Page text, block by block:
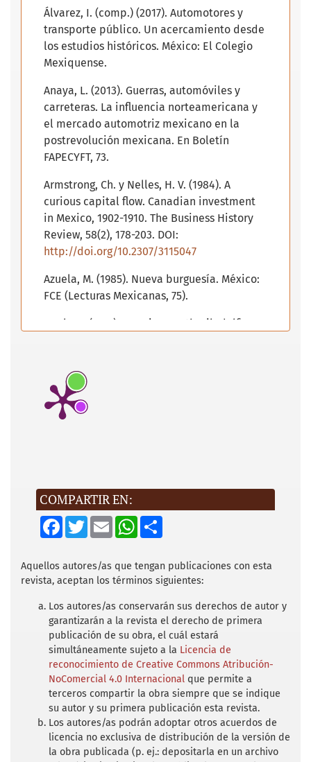
COMPARTIR EN:
F
a
b
o
o
T
w
t
e
r
E
m
l
W
s
A
p
S
e
Álvarez, I. (comp.) (2017). Automotores y
transporte público. Un acercamiento desde
los estudios históricos. México: El Colegio
Mexiquense.
Anaya, L. (2013). Guerras, automóviles y
carreteras. La influencia norteamericana y
el mercado automotriz mexicano en la
postrevolución mexicana. En Boletín
FAPECYFT, 73.
Armstrong, Ch. y Nelles, H. V. (1984). A
curious capital flow. Canadian investment
in Mexico, 1902-1910. The Business History
Review, 58(2), 178-203. DOI:
http://doi.org/10.2307/3115047
Azuela, M. (1985). Nueva burguesía. México:
FCE (Lecturas Mexicanas, 75).
Beals, C. (1937). America South. Filadelfia
Bess, M. K. (2017). Routes of compromise.
Building roads and shaping the nation in
Mexico, 1917-1952. Lincoln y Londres:
University of Nebraska Press.
económicos y la opinión pública, 1938-1940.
Cuernavaca: Facultad de Humanidades-
Universidad Autónoma del Estado de
Cárdenas, L. (1979). Palabras y documentos
públicos 1928-1970 (3 vols.). México: Siglo
XXI Editores.
Coatsworth, J. H. (1984). El impacto
económico de los ferrocarriles en el
porfiriato. Crecimiento contra desarrollo.
México: Era.
Cooperativas (12 de junio de 1935). Diario de
los Negocios. Finanzas y Comercio.
Department of Commerce (Herbert Hoover,
Aquellos autores/as que tengan publicaciones con esta
revista, aceptan los términos siguientes:
Los autores/as conservarán sus derechos de autor y
garantizarán a la revista el derecho de primera
publicación de su obra, el cuál estará
simultáneamente sujeto a la Licencia de
reconocimiento de Creative Commons Atribución-
NoComercial 4.0 Internacional que permite a
terceros compartir la obra siempre que se indique
su autor y su primera publicación esta revista.
Los autores/as podrán adoptar otros acuerdos de
licencia no exclusiva de distribución de la versión de
la obra publicada (p. ej.: depositarla en un archivo